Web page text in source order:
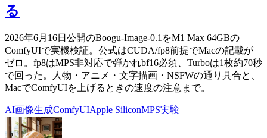
る
2026年6月16日公開のBoogu-Image-0.1をM1 Max 64GBの
ComfyUIで実機検証。公式はCUDA/fp8前提でMacの記載が
ゼロ。fp8はMPS非対応で弾かれbf16必須、Turboは1枚約70秒
で回った。人物・アニメ・文字描画・NSFWの通り具合と、
MacでComfyUIを上げるときの速度の注意まで。
AI画像生成ComfyUIApple SiliconMPS実験